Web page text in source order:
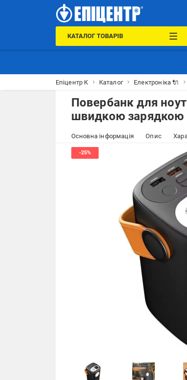
КАТАЛОГ ТОВАРІВ
Епіцентр К Каталог Електроніка 🔌
Повербанк для
швидкою зарядкою
Основна інформація Опис